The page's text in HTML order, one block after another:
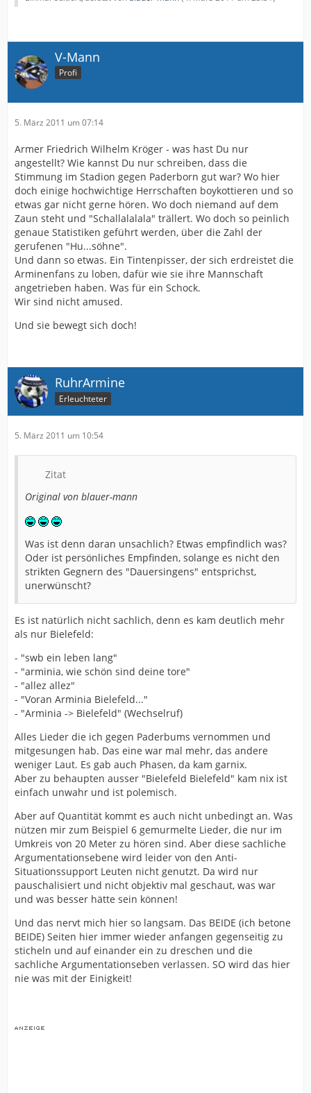
V-Mann
Profi
5. März 2011 um 07:14
Armer Friedrich Wilhelm Kröger - was hast Du nur
angestellt? Wie kannst Du nur schreiben, dass die
Stimmung im Stadion gegen Paderborn gut war? Wo hier
doch einige hochwichtige Herrschaften boykottieren und so
etwas gar nicht gerne hören. Wo doch niemand auf dem
Zaun steht und "Schallalalala" trällert. Wo doch so peinlich
genaue Statistiken geführt werden, über die Zahl der
gerufenen "Hu...söhne".
Und dann so etwas. Ein Tintenpisser, der sich erdreistet die
Arminenfans zu loben, dafür wie sie ihre Mannschaft
angetrieben haben. Was für ein Schock.
Wir sind nicht amused.
Und sie bewegt sich doch!
RuhrArmine
Erleuchteter
5. März 2011 um 10:54
Zitat
Original von blauer-mann
Was ist denn daran unsachlich? Etwas empfindlich was?
Oder ist persönliches Empfinden, solange es nicht den
strikten Gegnern des "Dauersingens" entsprichst,
unerwünscht?
Es ist natürlich nicht sachlich, denn es kam deutlich mehr
als nur Bielefeld:
- "swb ein leben lang"
- "arminia, wie schön sind deine tore"
- "allez allez"
- "Voran Arminia Bielefeld..."
- "Arminia -> Bielefeld" (Wechselruf)
Alles Lieder die ich gegen Paderbums vernommen und
mitgesungen hab. Das eine war mal mehr, das andere
weniger Laut. Es gab auch Phasen, da kam garnix.
Aber zu behaupten ausser "Bielefeld Bielefeld" kam nix ist
einfach unwahr und ist polemisch.
Aber auf Quantität kommt es auch nicht unbedingt an. Was
nützen mir zum Beispiel 6 gemurmelte Lieder, die nur im
Umkreis von 20 Meter zu hören sind. Aber diese sachliche
Argumentationsebene wird leider von den Anti-
Situationssupport Leuten nicht genutzt. Da wird nur
pauschalisiert und nicht objektiv mal geschaut, was war
und was besser hätte sein können!
Und das nervt mich hier so langsam. Das BEIDE (ich betone
BEIDE) Seiten hier immer wieder anfangen gegenseitig zu
sticheln und auf einander ein zu dreschen und die
sachliche Argumentationseben verlassen. SO wird das hier
nie was mit der Einigkeit!